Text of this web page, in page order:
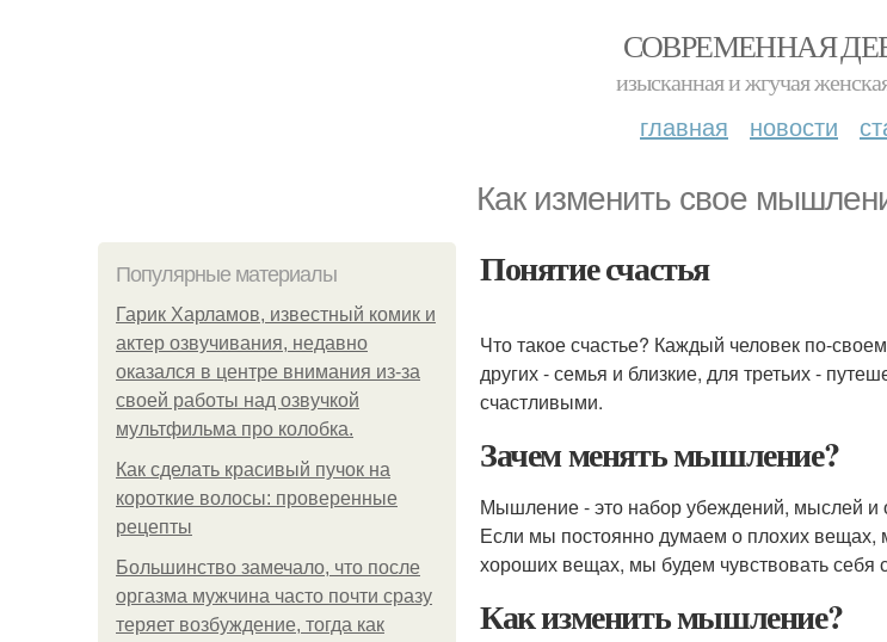
СОВРЕМЕННАЯ
изысканная и жгучая
главная новости
Как изменить свое
Популярные материалы
Гарик Харламов, известный комик и
актер озвучивания, недавно
оказался в центре внимания из-за
своей работы над озвучкой
мультфильма про колобка.
Как сделать красивый пучок на
короткие волосы: проверенные
рецепты
Большинство замечало, что после
оргазма мужчина часто почти сразу
теряет возбуждение, тогда как
Понятие счастья
Что такое счастье? Каждый человек по-
других - семья и близкие, для третьих -
счастливыми.
Зачем менять мышление?
Мышление - это набор убеждений, мыслей и
Если мы постоянно думаем о плохих вещах,
хороших вещах, мы будем чувствовать себя
Как изменить мышление?